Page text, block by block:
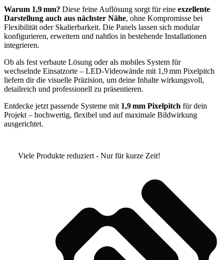
Warum 1,9 mm? Diese feine Auflösung sorgt für eine exzellente
Darstellung auch aus nächster Nähe, ohne Kompromisse bei
Flexibilität oder Skalierbarkeit. Die Panels lassen sich modular
konfigurieren, erweitern und nahtlos in bestehende Installationen
integrieren.
Ob als fest verbaute Lösung oder als mobiles System für
wechselnde Einsatzorte – LED-Videowände mit 1,9 mm Pixelpitch
liefern dir die visuelle Präzision, um deine Inhalte wirkungsvoll,
detailreich und professionell zu präsentieren.
Entdecke jetzt passende Systeme mit 1,9 mm Pixelpitch für dein
Projekt – hochwertig, flexibel und auf maximale Bildwirkung
ausgerichtet.
Viele Produkte reduziert - Nur für kurze Zeit!